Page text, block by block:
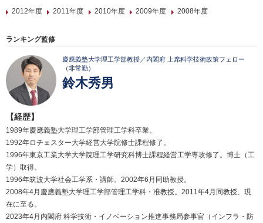
2012年度
2011年度 2010年度 2009年度 2008年度
ランキング監修
慶應義塾大学理工学部教授／内閣府 上席科学技術政策フェロー
（非常勤）
鈴木秀男
【経歴】
1989年慶應義塾大学理工学部管理工学科卒業。
1992年ロチェスター大学経営大学院修士課程修了。
1996年東京工業大学大学院理工学研究科博士課程経営工学専攻修了。博士（工
学）取得。
1996年筑波大学社会工学系・講師。2002年6月同助教授。
2008年4月慶應義塾大学理工学部管理工学科・准教授。2011年4月同教授、現
在に至る。
2023年4月内閣府 科学技術・イノベーション推進事務局参事官（インフラ・防